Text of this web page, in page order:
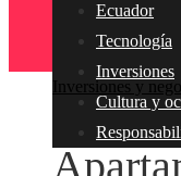
Ecuador
Tecnología
Inversiones
Cultura y
Inversiones y